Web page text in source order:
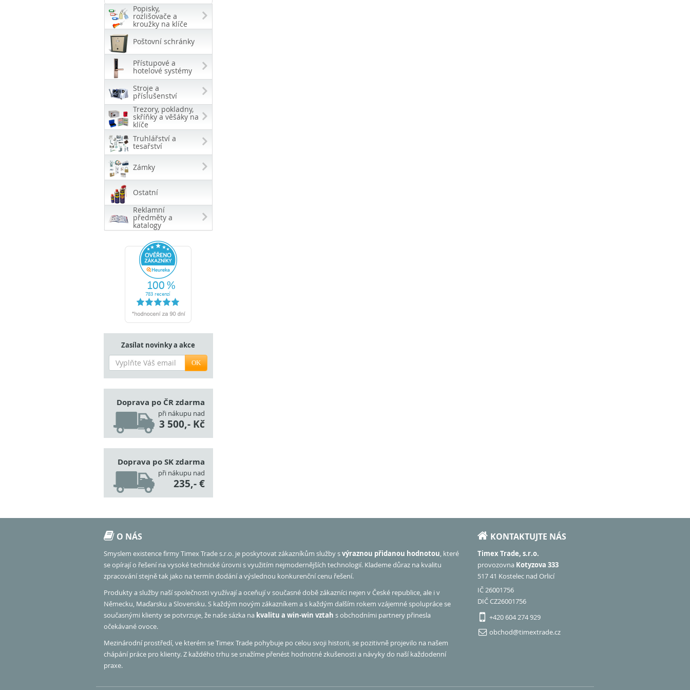
Popisky,
rozlišovače a
kroužky na klíče
Poštovní schránky
Přístupové a
hotelové systémy
Stroje a
příslušenství
Trezory, pokladny,
skříňky a věšáky na
klíče
Truhlářství a
tesařství
Zámky
Ostatní
Reklamní
předměty a
katalogy
Zasílat novinky a akce
OK
Doprava po ČR zdarma
při nákupu nad
3 500,- Kč
Doprava po SK zdarma
při nákupu nad
235,- €
O NÁS
Smyslem existence firmy Timex Trade s.r.o. je poskytovat zákazníkům služby svýraznou přidanou hodnotou, které
se opírají o řešení na vysoké technické úrovni s využitím nejmodernějších technologií. Klademe důraz na kvalitu
zpracování stejně tak jako na termín dodání a výslednou konkurenční cenu řešení.
Produkty a služby naší společnosti využívají a oceňují v současné době zákazníci nejen v České republice, ale i v
Německu, Maďarsku a Slovensku. S každým novým zákazníkem a s každým dalším rokem vzájemné spolupráce se
současnými klienty se potvrzuje, že naše sázka na kvalitu a win-win vztah s obchodními partnery přinesla
očekávané ovoce.
Mezinárodní prostředí, ve kterém se Timex Trade pohybuje po celou svoji historii, se pozitivně projevilo na našem
chápání práce pro klienty. Z každého trhu se snažíme přenést hodnotné zkušenosti a návyky do naší každodenní
praxe.
KONTAKTUJTE NÁS
Timex Trade, s.r.o.
provozovna Kotyzova 333
517 41 Kostelec nad Orlicí
IČ 26001756
DIČ CZ26001756
+420 604 274 929
obchod@timextrade.cz